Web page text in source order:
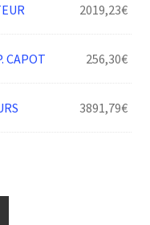
2019,23€
CAPOT 256,30€
3891,79€